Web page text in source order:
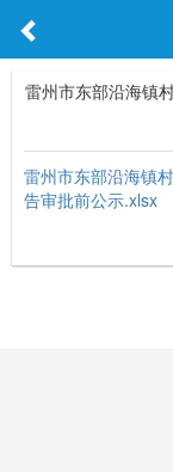
雷州市东部沿海镇
雷州市东部沿海镇
告审批前公示.xlsx